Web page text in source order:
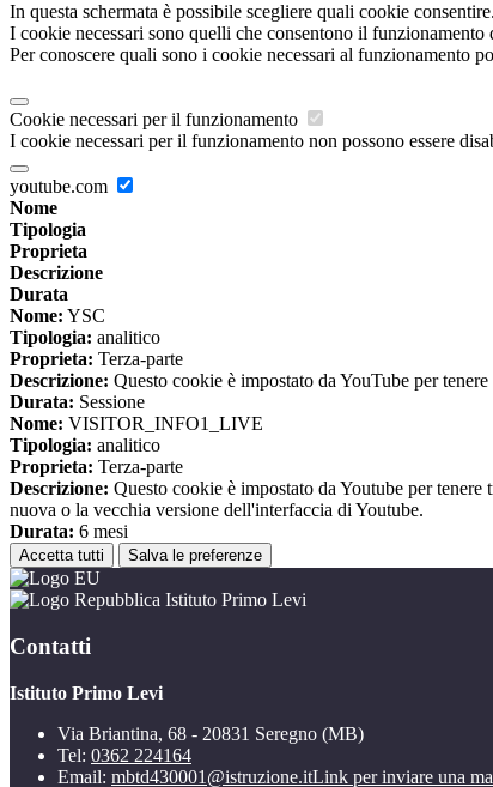
In questa schermata è possibile scegliere quali cookie consentire.
I cookie necessari sono quelli che consentono il
Per conoscere quali sono i cookie necessari al funzionamento
Cookie necessari per il funzionamento
I cookie necessari per il funzionamento non possono essere
youtube.com
Nome
Tipologia
Proprieta
Descrizione
Durata
Nome: YSC
Tipologia: analitico
Proprieta: Terza-parte
Descrizione: Questo cookie è impostato da YouTube per
Durata: Sessione
Nome: VISITOR_INFO1_LIVE
Tipologia: analitico
Proprieta: Terza-parte
Descrizione: Questo cookie è impostato da Youtube per
nuova o la vecchia versione dell'interfaccia di Youtube.
Durata: 6 mesi
Accetta tutti Salva le preferenze
Istituto Primo Levi
Contatti
Istituto Primo Levi
Via Briantina, 68 - 20831 Seregno (MB)
Tel: 0362 224164
Email: mbtd430001@istruzione.itLink per inviare una